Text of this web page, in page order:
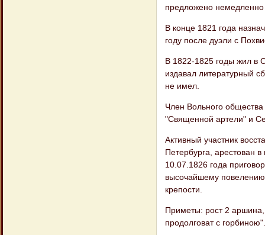
предложено немедленно
В конце 1821 года
году после дуэли с
В 1822-1825 годы жил в
издавал литературный
не имел.
Член Вольного
"Священной артели" и
Активный участник
Петербурга, арестован
10.07.1826 года
высочайшему повелению
крепости.
Приметы: рост 2 аршина,
продолговат с горбиною".